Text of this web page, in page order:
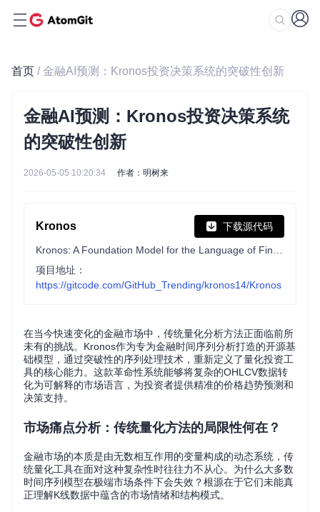
首页 / 金融AI预测：Kronos投资决策系统的突破性创新
金融AI预测：Kronos投资决策系统
的突破性创新
2026-05-05 10:20:34 作者：明树来
Kronos 下载源代码
项目地址：
https://gitcode.com/GitHub_Trending/kronos14/Kronos
在当今快速变化的金融市场中，传统量化分析方法正面临前所
未有的挑战。Kronos作为专为金融时间序列分析打造的开源基
础模型，通过突破性的序列处理技术，重新定义了量化投资工
具的核心能力。这款革命性系统能够将复杂的OHLCV数据转
化为可解释的市场语言，为投资者提供精准的价格趋势预测和
决策支持。
市场痛点分析：传统量化方法的局限性何在？
金融市场的本质是由无数相互作用的变量构成的动态系统，传
统量化工具在面对这种复杂性时往往力不从心。为什么大多数
时间序列模型在极端市场条件下会失效？根源在于它们未能真
正理解K线数据中蕴含的市场情绪和结构模式。